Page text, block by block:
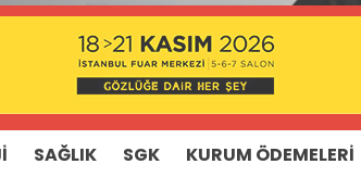
SAĞLIK SGK KURUM ÖDEMELERI